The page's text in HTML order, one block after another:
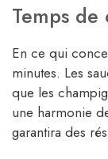
Temps de
En ce qui
minutes. Les
que les
une harmonie
garantira des